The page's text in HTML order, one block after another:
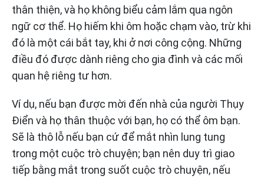
thân thiện, và họ không biểu cảm lắm qua ngôn
ngữ cơ thể. Họ hiếm khi ôm hoặc chạm vào, trừ khi
đó là một cái bắt tay, khi ở nơi công cộng. Những
điều đó được dành riêng cho gia đình và các mối
quan hệ riêng tư hơn.
Ví dụ, nếu bạn được mời đến nhà của người Thụy
Điển và họ thân thuộc với bạn, họ có thể ôm bạn.
Sẽ là thô lỗ nếu bạn cứ để mắt nhìn lung tung
trong một cuộc trò chuyện; bạn nên duy trì giao
tiếp bằng mắt trong suốt cuộc trò chuyện, nếu